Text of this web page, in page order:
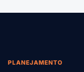
PLANEJAMENTO